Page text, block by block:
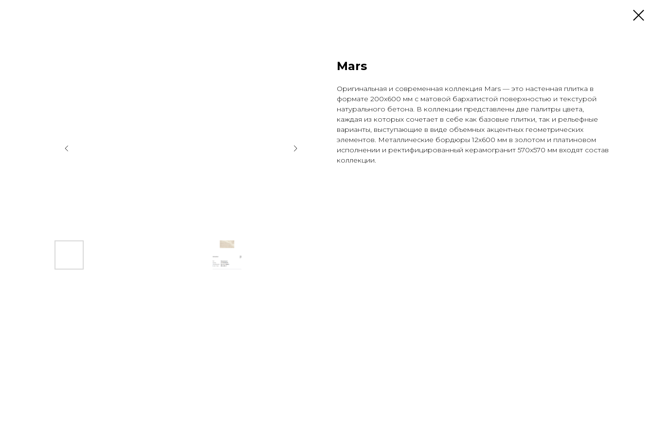
Mars
Оригинальная и современная коллекция Mars — это настенная плитка в
формате 200х600 мм с матовой бархатистой поверхностью и текстурой
натурального бетона. В коллекции представлены две палитры цвета,
каждая из которых сочетает в себе как базовые плитки, так и рельефные
варианты, выступающие в виде объемных акцентных геометрических
элементов. Металлические бордюры 12х600 мм в золотом и платиновом
исполнении и ректифицированный керамогранит 570х570 мм входят состав
коллекции.